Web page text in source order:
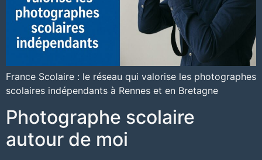
France Scolaire : le réseau qui valorise les photographes
scolaires indépendants à Rennes et en Bretagne
Photographe scolaire
autour de moi